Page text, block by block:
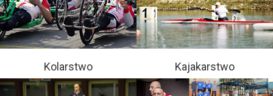
Kolarstwo Kajakarstwo